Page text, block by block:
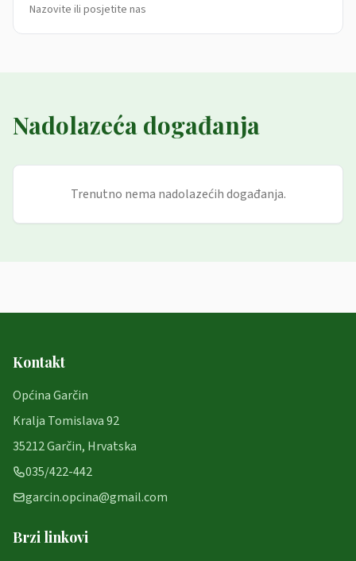
Nazovite ili posjetite nas
Nadolazeća događanja
Trenutno nema nadolazećih događanja.
Kontakt
Općina Garčin
Kralja Tomislava 92
35212 Garčin, Hrvatska
035/422-442
garcin.opcina@gmail.com
Brzi linkovi